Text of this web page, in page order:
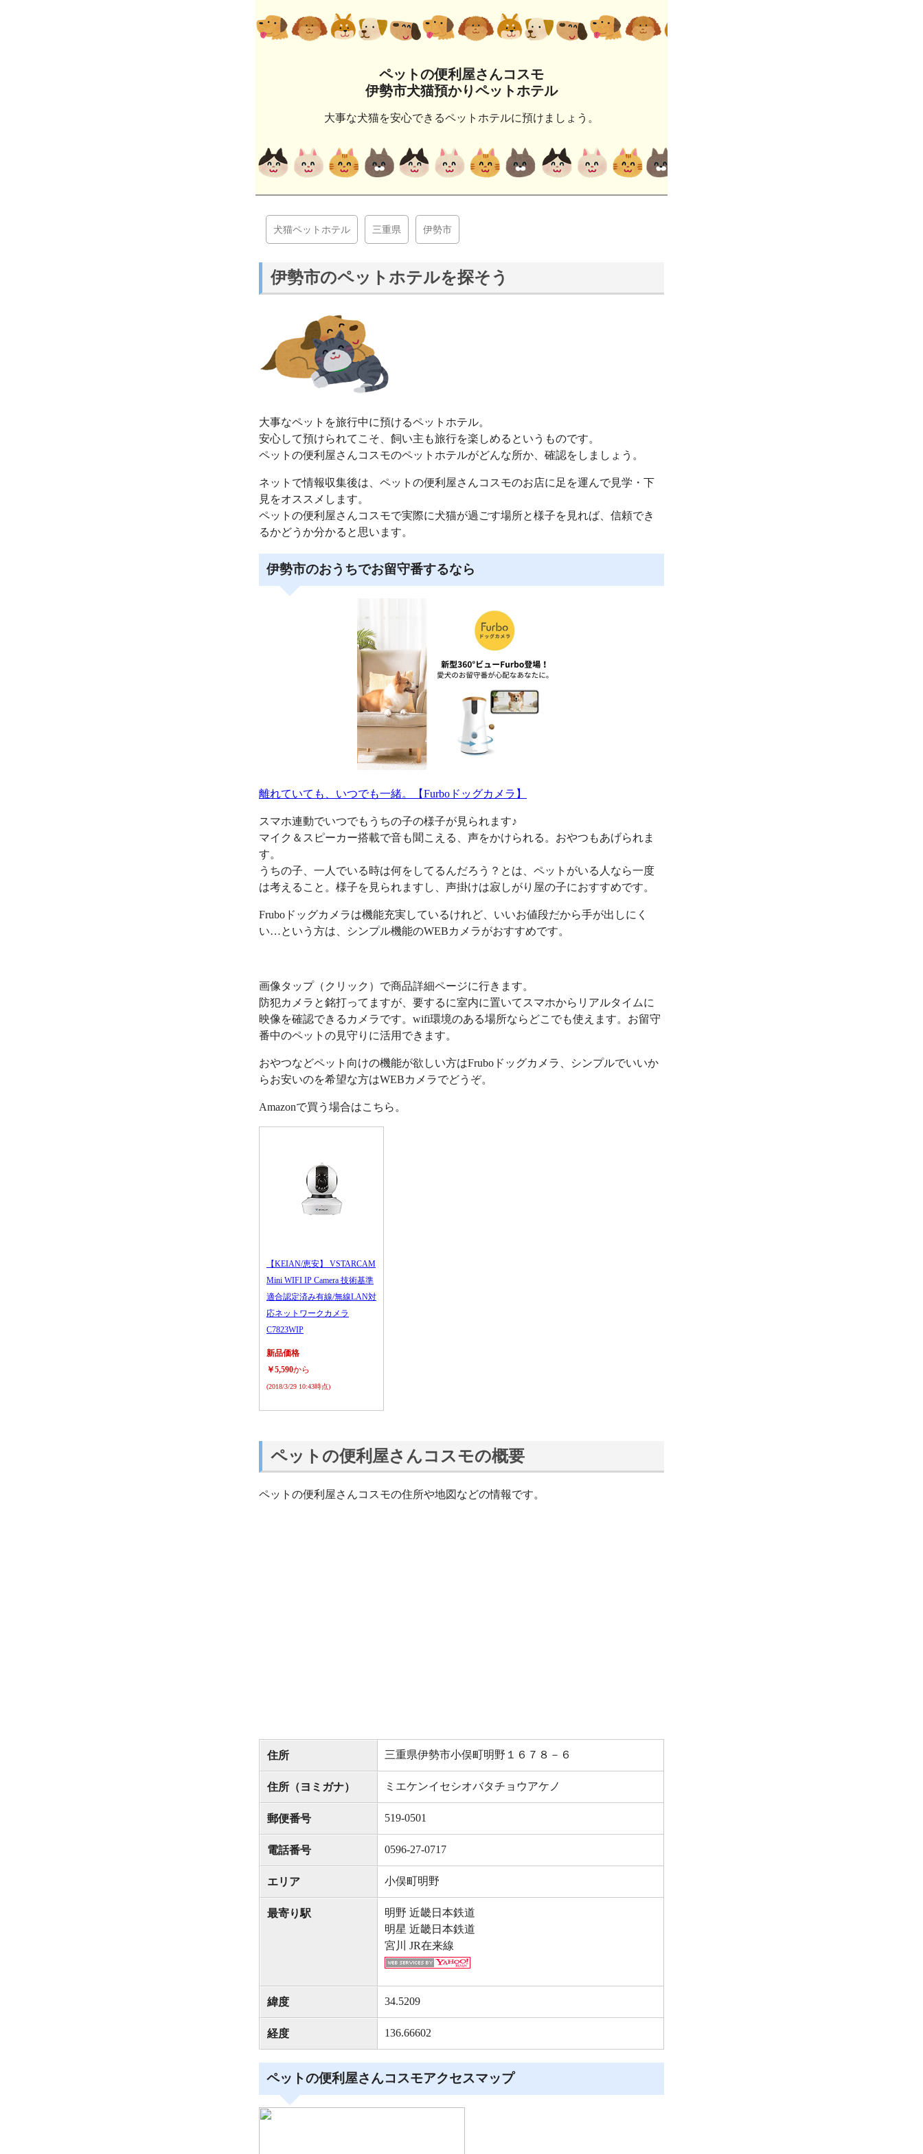
ペットの便利屋さんコスモ
伊勢市犬猫預かりペットホテル
大事な犬猫を安心できるペットホテルに預けましょう。
犬猫ペットホテル 三重県 伊勢市
伊勢市のペットホテルを探そう
大事なペットを旅行中に預けるペットホテル。
安心して預けられてこそ、飼い主も旅行を楽しめるというものです。
ペットの便利屋さんコスモのペットホテルがどんな所か、確認をしましょう。
ネットで情報収集後は、ペットの便利屋さんコスモのお店に足を運んで見学・下
見をオススメします。
ペットの便利屋さんコスモで実際に犬猫が過ごす場所と様子を見れば、信頼でき
るかどうか分かると思います。
伊勢市のおうちでお留守番するなら
離れていても、いつでも一緒。【Furboドッグカメラ】
スマホ連動でいつでもうちの子の様子が見られます♪
マイク＆スピーカー搭載で音も聞こえる、声をかけられる。おやつもあげられま
す。
うちの子、一人でいる時は何をしてるんだろう？とは、ペットがいる人なら一度
は考えること。様子を見られますし、声掛けは寂しがり屋の子におすすめです。
Fruboドッグカメラは機能充実しているけれど、いいお値段だから手が出しにく
い…という方は、シンプル機能のWEBカメラがおすすめです。
画像タップ（クリック）で商品詳細ページに行きます。
防犯カメラと銘打ってますが、要するに室内に置いてスマホからリアルタイムに
映像を確認できるカメラです。wifi環境のある場所ならどこでも使えます。お留守
番中のペットの見守りに活用できます。
おやつなどペット向けの機能が欲しい方はFruboドッグカメラ、シンプルでいいか
らお安いのを希望な方はWEBカメラでどうぞ。
Amazonで買う場合はこちら。
【KEIAN/恵安】 VSTARCAM
Mini WIFI IP Camera 技術基準
適合認定済み有線/無線LAN対
応ネットワークカメラ
C7823WIP
新品価格
￥5,590から
(2018/3/29 10:43時点)
ペットの便利屋さんコスモの概要
ペットの便利屋さんコスモの住所や地図などの情報です。
住所 三重県伊勢市小俣町明野１６７８－６
住所（ヨミガナ） ミエケンイセシオバタチョウアケノ
郵便番号 519-0501
電話番号 0596-27-0717
エリア 小俣町明野
最寄り駅
明野 近畿日本鉄道
明星 近畿日本鉄道
宮川 JR在来線
緯度 34.5209
経度 136.66602
ペットの便利屋さんコスモアクセスマップ